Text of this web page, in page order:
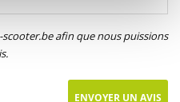
afin que nous puissions